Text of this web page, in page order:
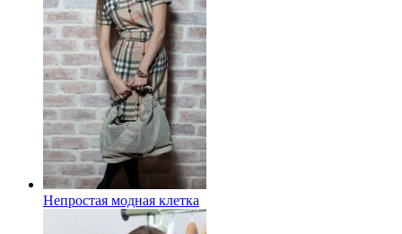
Непростая модная клетка